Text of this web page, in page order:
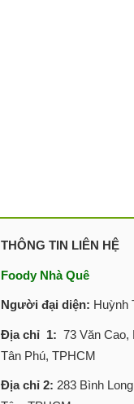
THÔNG TIN LIÊN HỆ
Foody Nhà Quê
Người đại diện: Huỳnh
Địa chỉ 1: 73 Văn Cao,
Tân Phú, TPHCM
Địa chỉ 2: 283 Bình